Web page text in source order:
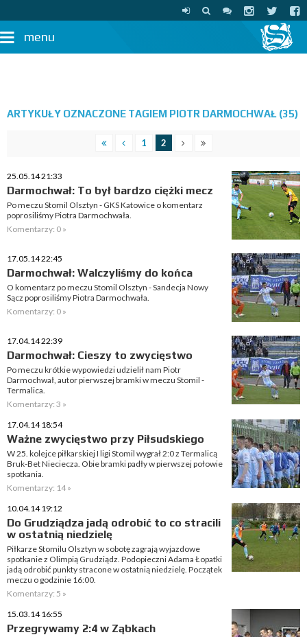
menu
ARTYKUŁY OZNACZONE TAGIEM PIOTR DARMOCHWAŁ (35)
1 2
25.05.14 21:33
Darmochwał: To był bardzo ciężki mecz
Po meczu Stomil Olsztyn - GKS Katowice o komentarz
poprosiliśmy Piotra Darmochwała.
Komentarzy: 0 »
17.05.14 22:45
Darmochwał: Walczyliśmy do końca
O komentarz po meczu Stomil Olsztyn - Sandecja Nowy
Sącz poprosiliśmy Piotra Darmochwała.
Komentarzy: 0 »
17.04.14 22:39
Darmochwał: Cieszy to zwycięstwo
Po meczu krótkie wypowiedzi udzielił nam Piotr
Darmochwał, autor pierwszej bramki w meczu Stomil -
Termalica.
Komentarzy: 3 »
17.04.14 18:54
Ważne zwycięstwo przy Piłsudskiego
W 25. kolejce piłkarskiej I ligi Stomil wygrał 2:0 z Termalicą
Bruk-Bet Nieciecza. Obie bramki padły w pierwszej połowie
spotkania.
Komentarzy: 14 »
10.04.14 19:12
Do Grudziądza jadą odrobić to co stracili
w ostatnią niedzielę
Piłkarze Stomilu Olsztyn w sobotę zagrają wyjazdowe
spotkanie z Olimpią Grudziądz. Podopieczni Adama Łopatki
jadą odrobić punkty stracone w ostatnią niedzielę. Początek
meczu o godzinie 16:00.
Komentarzy: 5 »
15.03.14 16:55
Przegrywamy 2:4 w Ząbkach